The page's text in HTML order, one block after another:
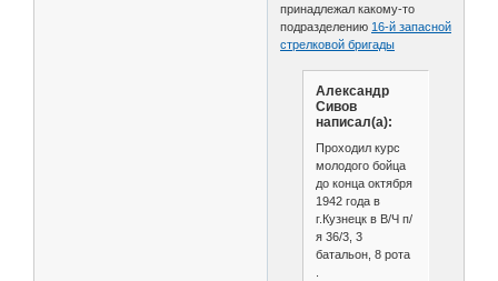
принадлежал какому-то
подразделению 16-й запасной
стрелковой бригады
Александр
Сивов
написал(а):
Проходил курс
молодого бойца
до конца октября
1942 года в
г.Кузнецк в В/Ч п/
я 36/3, 3
батальон, 8 рота
.